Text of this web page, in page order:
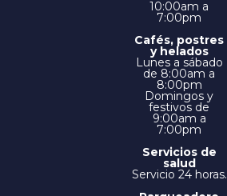
10:00am a
7:00pm
Cafés, postres
y helados
Lunes a sábado
de 8:00am a
8:00pm
Domingos y
festivos de
9:00am a
7:00pm
Servicios de
salud
Servicio 24 horas.